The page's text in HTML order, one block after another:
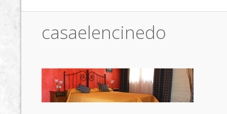
casaelencinedo